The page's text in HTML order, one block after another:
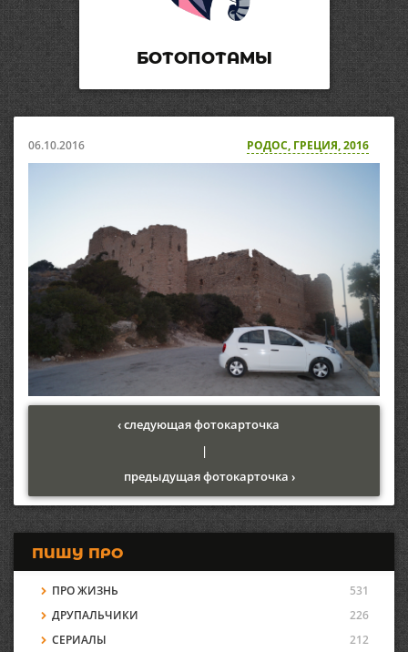
БОТОПОТАМЫ
06.10.2016 РОДОС, ГРЕЦИЯ, 2016
‹ следующая фотокарточка
|
предыдущая фотокарточка ›
ПИШУ ПРО
ПРО ЖИЗНЬ
531
ДРУПАЛЬЧИКИ
226
СЕРИАЛЫ
212